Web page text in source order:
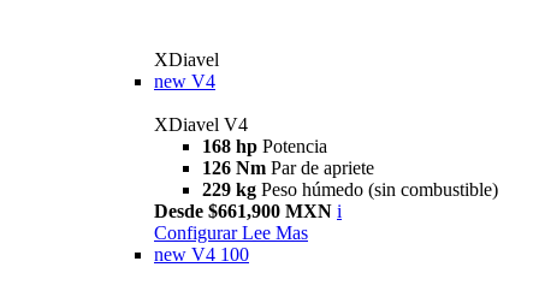
XDiavel
new V4
XDiavel V4
168 hp Potencia
126 Nm Par de apriete
229 kg Peso húmedo (sin combustible)
Desde $661,900 MXN i
Configurar Lee Mas
new V4 100